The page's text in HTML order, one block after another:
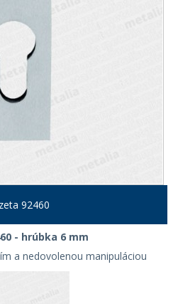
92460
- hrúbka 6 mm
a nedovolenou manipuláciou